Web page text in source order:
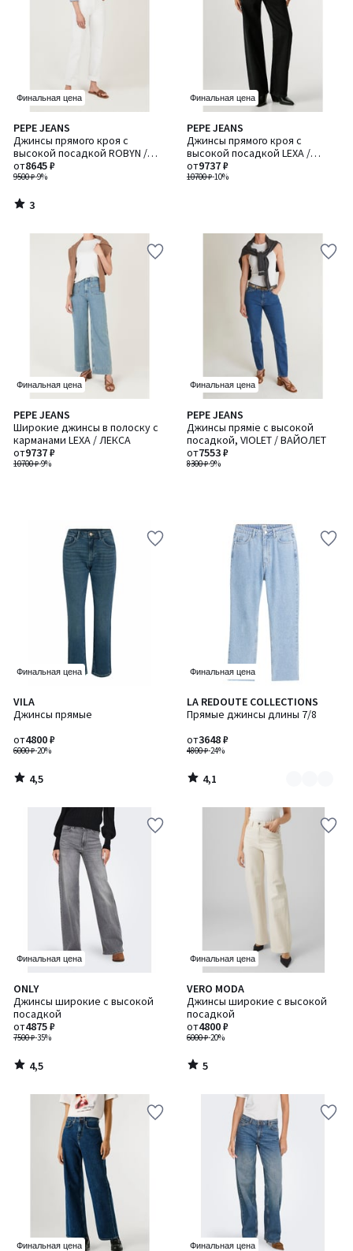
Финальная цена
PEPE JEANS
Джинсы прямого кроя с
высокой посадкой ROBYN /
РОБИН
9500 ₽-9%
от8645 ₽
3
/
5
3
/
Финальная цена
PEPE JEANS
Джинсы прямого кроя с
высокой посадкой LEXA /
ЛЕКСА
10700 ₽-10%
от9737 ₽
Финальная цена
PEPE JEANS
Широкие джинсы в полоску с
карманами LEXA / ЛЕКСА
10700 ₽-9%
от9737 ₽
Финальная цена
PEPE JEANS
Джинсы пряміе с высокой
посадкой, VIOLET / ВАЙОЛЕТ
8300 ₽-9%
от7553 ₽
Финальная цена
VILA
Джинсы прямые
6000 ₽-20%
от4800 ₽
4,5
/ 5
4,5
/
Финальная цена
LA REDOUTE COLLECTIONS
Прямые джинсы длины 7/8
4800 ₽-24%
от3648 ₽
4,1
/ 5
Количество
цветов:
4,1
/
Финальная цена
ONLY
Джинсы широкие с высокой
посадкой
7500 ₽-35%
от4875 ₽
4,5
/ 5
4,5
/
Финальная цена
VERO MODA
Джинсы широкие с высокой
посадкой
6000 ₽-20%
от4800 ₽
5
/
5
5
/
Финальная цена Финальная цена